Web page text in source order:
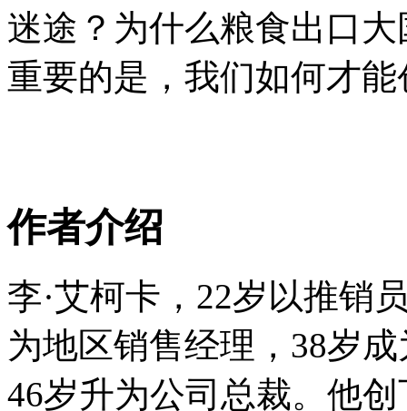
迷途？为什么粮食出口
重要的是，我们如何才
作者介绍
李·艾柯卡，22岁以推销
为地区销售经理，38岁
46岁升为公司总裁。他